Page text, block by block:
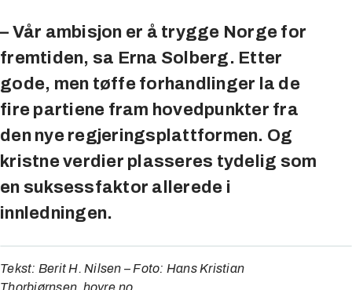
– Vår ambisjon er å trygge Norge for
fremtiden, sa Erna Solberg. Etter
gode, men tøffe forhandlinger la de
fire partiene fram hovedpunkter fra
den nye regjeringsplattformen. Og
kristne verdier plasseres tydelig som
en suksessfaktor allerede i
innledningen.
Tekst: Berit H. Nilsen – Foto: Hans Kristian